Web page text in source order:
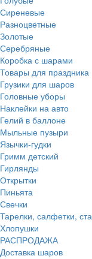
Сиреневые
Разноцветные
Золотые
Серебряные
Коробка с шарами
Товары для праздника
Грузики для шаров
Головные уборы
Наклейки на авто
Гелий в баллоне
Мыльные пузыри
Язычки-гудки
Гримм детский
Гирлянды
Открытки
Пиньята
Свечки
Тарелки, салфетки,
Хлопушки
РАСПРОДАЖА
Доставка шаров